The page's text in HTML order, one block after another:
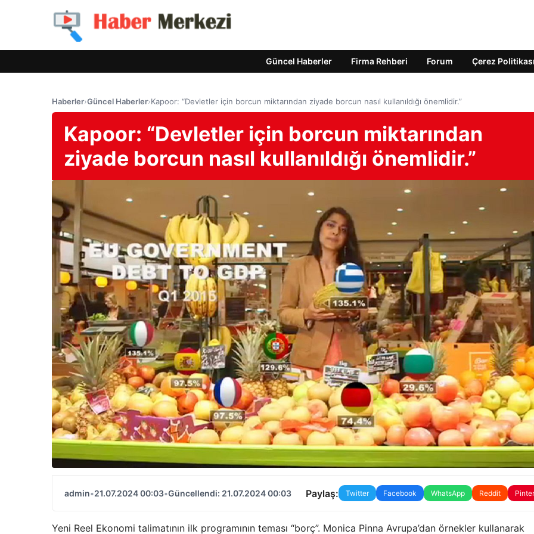
Güncel Haberler Firma Rehberi Forum Çerez Politikası
Haberler›Güncel Haberler›Kapoor: “Devletler için borcun miktarından ziyade borcun nasıl kullanıldığı önemlidir.”
Kapoor: “Devletler için borcun miktarından
ziyade borcun nasıl kullanıldığı önemlidir.”
admin•21.07.2024 00:03•Güncellendi: 21.07.2024 00:03 Paylaş: Twitter Facebook WhatsApp Reddit
Yeni Reel Ekonomi talimatının ilk programının teması “borç”. Monica Pinna Avrupa’dan örnekler kullanarak